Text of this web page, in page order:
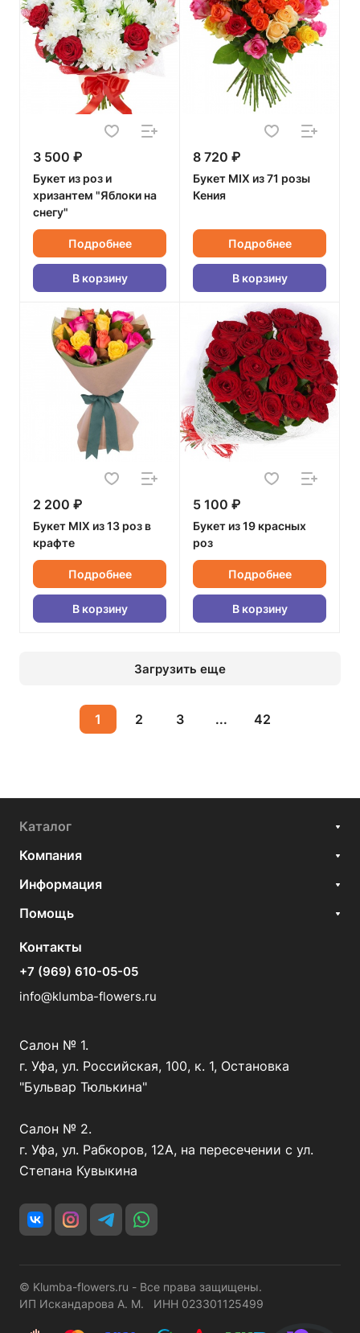
3 500 ₽
Букет из роз и
хризантем "Яблоки на
снегу"
Подробнее
В корзину
8 720 ₽
Букет MIX из 71 розы
Кения
Подробнее
В корзину
2 200 ₽
Букет MIX из 13 роз в
крафте
Подробнее
В корзину
5 100 ₽
Букет из 19 красных
роз
Подробнее
В корзину
Загрузить еще
1 2 3 ... 42
Каталог
Компания
Информация
Помощь
Контакты
+7 (969) 610-05-05
info@klumba-flowers.ru
Салон № 1.
г. Уфа, ул. Российская, 100, к. 1, Остановка
"Бульвар Тюлькина"
Салон № 2.
г. Уфа, ул. Рабкоров, 12А, на пересечении с ул.
Степана Кувыкина
© Klumba-flowers.ru - Все права защищены.
ИП Искандарова А. М. ИНН 023301125499